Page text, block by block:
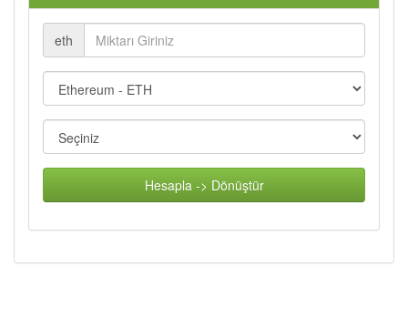
eth
Hesapla -> Dönüştür